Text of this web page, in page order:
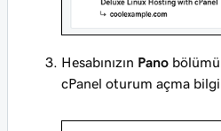
Hesabınızın Pano
cPanel oturum açma